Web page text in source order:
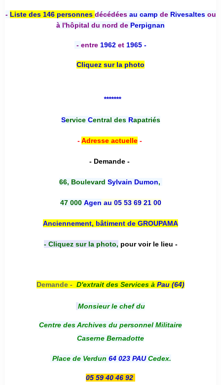
- Liste des 146 personnes décédées au camp deRivesaltesou
à l'hôpital du nord de Perpignan
- entre 1962 et 1965 -
Cliquez sur la photo
*******
Service Central desRapatriés
-Adresse actuelle-
- Demande -
66, Boulevard Sylvain Dumon,
47 000 Agen au 05 53 69 21 00
Anciennement, bâtiment de GROUPAMA
- Cliquez sur la photo, pour voir le lieu -
Demande - D'extrait des Services à Pau (64)
Monsieur le chef du
Centre des Archives du personnel Militaire
Caserne Bernadotte
Place de Verdun 64 023 PAUCedex.
05 59 40 46 92